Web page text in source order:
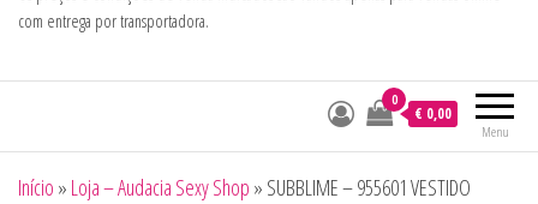
com entrega por transportadora.
Menu
0
€ 0,00
Início » Loja – Audacia Sexy Shop » SUBBLIME – 955601 VESTIDO